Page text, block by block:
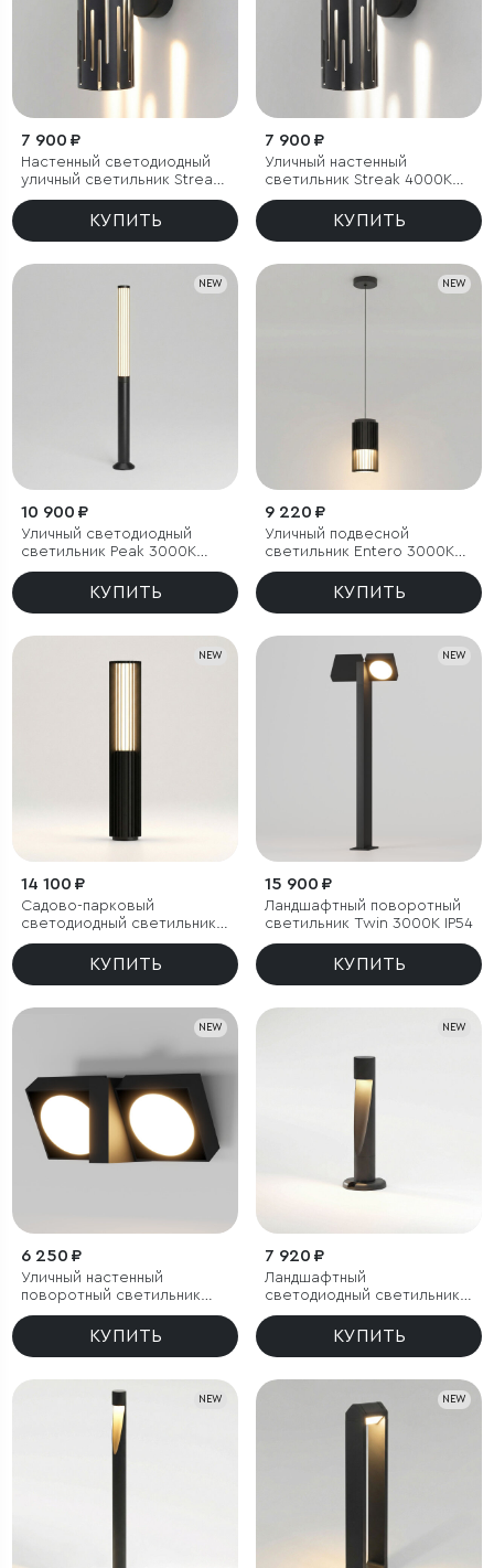
7 900 ₽
Настенный светодиодный
уличный светильник Streak
3000K IP65
КУПИТЬ
7 900 ₽
Уличный настенный
светильник Streak 4000K
IP65
КУПИТЬ
NEW
10 900 ₽
Уличный светодиодный
светильник Peak 3000K
черный IP54
КУПИТЬ
NEW
9 220 ₽
Уличный подвесной
светильник Entero 3000K
IP54
КУПИТЬ
NEW
14 100 ₽
Садово-парковый
светодиодный светильник
Entero 3000K IP54
КУПИТЬ
NEW
15 900 ₽
Ландшафтный поворотный
светильник Twin 3000K IP54
КУПИТЬ
NEW
6 250 ₽
Уличный настенный
поворотный светильник
Twin 3000K черный
КУПИТЬ
NEW
7 920 ₽
Ландшафтный
светодиодный светильник
Recess 3000K черный IP65
КУПИТЬ
NEW NEW